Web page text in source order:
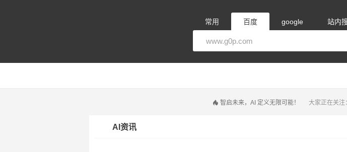
常用 百度 google 站内
大家正在关注：
智启未来，AI 定义无限可能！
AI资讯